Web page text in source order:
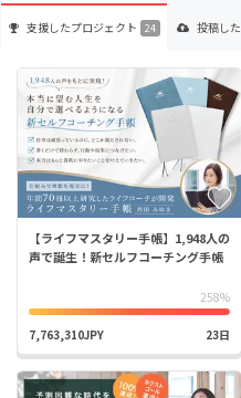
支援したプロジェクト 24 投稿した
【ライフマスタリー手帳】1,948人の
声で誕生！新セルフコーチング手帳
258%
7,763,310JPY 23日